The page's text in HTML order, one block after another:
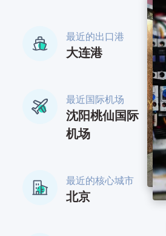
最近的出口港
大连港
最近国际机场
沈阳桃仙国际
机场
最近的核心城市
北京